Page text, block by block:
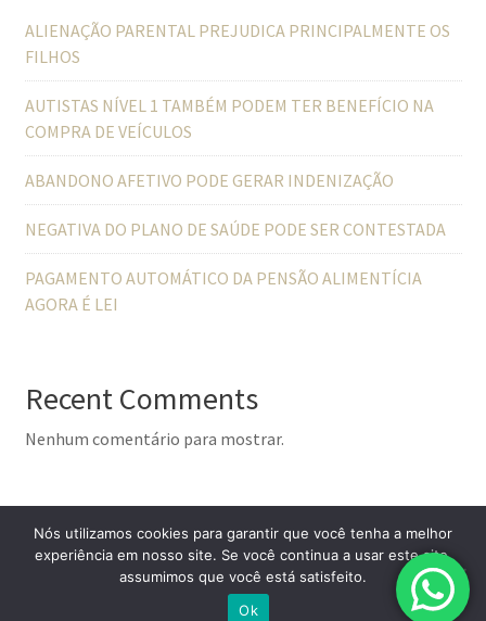
ALIENAÇÃO PARENTAL PREJUDICA PRINCIPALMENTE OS
FILHOS
AUTISTAS NÍVEL 1 TAMBÉM PODEM TER BENEFÍCIO NA
COMPRA DE VEÍCULOS
ABANDONO AFETIVO PODE GERAR INDENIZAÇÃO
NEGATIVA DO PLANO DE SAÚDE PODE SER CONTESTADA
PAGAMENTO AUTOMÁTICO DA PENSÃO ALIMENTÍCIA
AGORA É LEI
Recent Comments
Nenhum comentário para mostrar.
Lawyer Zone by Acme Themes
Nós utilizamos cookies para garantir que você tenha a melhor
experiência em nosso site. Se você continua a usar este site,
assumimos que você está satisfeito.
Ok